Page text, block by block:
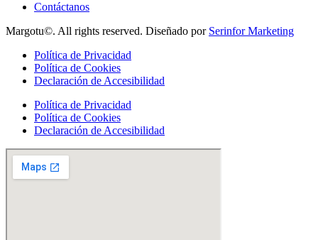
Contáctanos
Margotu©. All rights reserved. Diseñado por Serinfor Marketing
Política de Privacidad
Política de Cookies
Declaración de Accesibilidad
Política de Privacidad
Política de Cookies
Declaración de Accesibilidad